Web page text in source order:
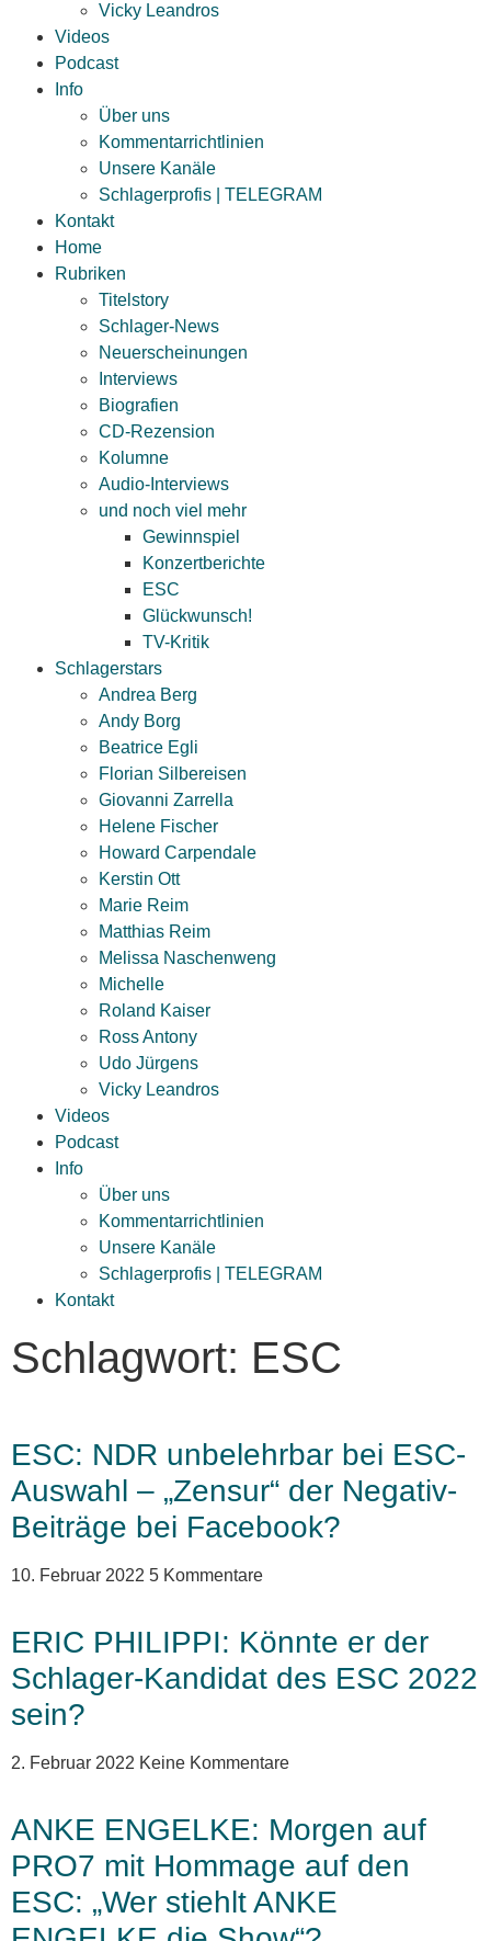
Vicky Leandros
Videos
Podcast
Info
Über uns
Kommentarrichtlinien
Unsere Kanäle
Schlagerprofis | TELEGRAM
Kontakt
Home
Rubriken
Titelstory
Schlager-News
Neuerscheinungen
Interviews
Biografien
CD-Rezension
Kolumne
Audio-Interviews
und noch viel mehr
Gewinnspiel
Konzertberichte
ESC
Glückwunsch!
TV-Kritik
Schlagerstars
Andrea Berg
Andy Borg
Beatrice Egli
Florian Silbereisen
Giovanni Zarrella
Helene Fischer
Howard Carpendale
Kerstin Ott
Marie Reim
Matthias Reim
Melissa Naschenweng
Michelle
Roland Kaiser
Ross Antony
Udo Jürgens
Vicky Leandros
Videos
Podcast
Info
Über uns
Kommentarrichtlinien
Unsere Kanäle
Schlagerprofis | TELEGRAM
Kontakt
Schlagwort: ESC
ESC: NDR unbelehrbar bei ESC-
Auswahl – „Zensur“ der Negativ-
Beiträge bei Facebook?
10. Februar 2022 5 Kommentare
ERIC PHILIPPI: Könnte er der
Schlager-Kandidat des ESC 2022
sein?
2. Februar 2022 Keine Kommentare
ANKE ENGELKE: Morgen auf
PRO7 mit Hommage auf den
ESC: „Wer stiehlt ANKE